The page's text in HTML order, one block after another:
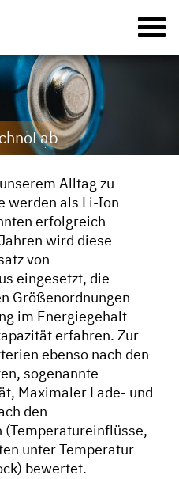
Alltag zu
werden als Li-Ion
erfolgreich
wird diese
von
eingesetzt, die
Größenordnungen
im Energiegehalt
erfahren. Zur
ebenso nach den
sogenannte
Maximaler Lade- und
den
(Temperatureinflüsse,
unter Temperatur
bewertet.